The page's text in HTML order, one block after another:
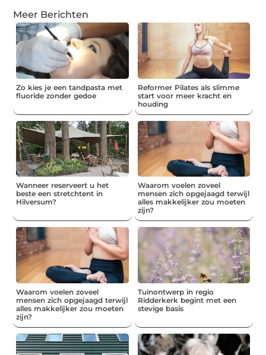
Meer Berichten
Zo kies je een tandpasta met
fluoride zonder gedoe
Reformer Pilates als slimme
start voor meer kracht en
houding
Wanneer reserveert u het
beste een stretchtent in
Hilversum?
Waarom voelen zoveel
mensen zich opgejaagd terwijl
alles makkelijker zou moeten
zijn?
Waarom voelen zoveel
mensen zich opgejaagd terwijl
alles makkelijker zou moeten
zijn?
Tuinontwerp in regio
Ridderkerk begint met een
stevige basis